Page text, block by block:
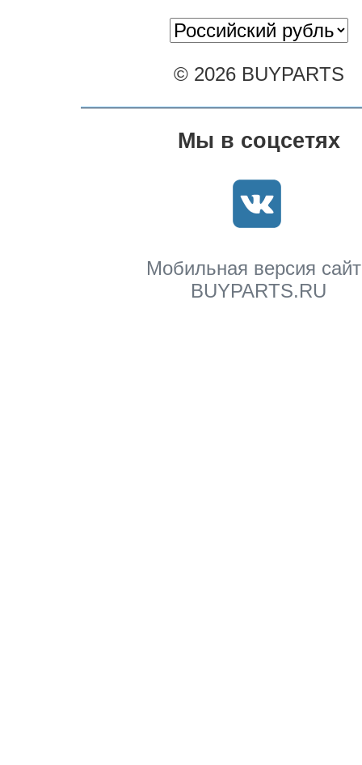
© 2026 BUYPARTS
Мы в соцсетях
Мобильная версия
BUYPARTS.RU